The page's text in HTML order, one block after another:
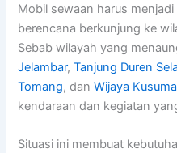
Mobil sewaan harus
berencana berkunjung ke
Sebab wilayah yang
Jelambar,Tanjung Duren
Tomang, danWijaya Kusuma
kendaraan dan kegiatan
Situasi ini membuat